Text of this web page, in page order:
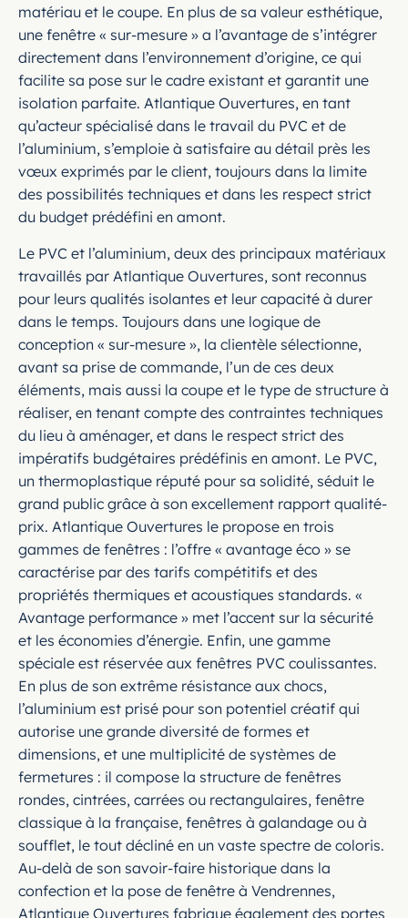
matériau et le coupe. En plus de sa valeur esthétique,
une fenêtre « sur-mesure » a l’avantage de s’intégrer
directement dans l’environnement d’origine, ce qui
facilite sa pose sur le cadre existant et garantit une
isolation parfaite. Atlantique Ouvertures, en tant
qu’acteur spécialisé dans le travail du PVC et de
l’aluminium, s’emploie à satisfaire au détail près les
vœux exprimés par le client, toujours dans la limite
des possibilités techniques et dans les respect strict
du budget prédéfini en amont.
Le PVC et l’aluminium, deux des principaux matériaux
travaillés par Atlantique Ouvertures, sont reconnus
pour leurs qualités isolantes et leur capacité à durer
dans le temps. Toujours dans une logique de
conception « sur-mesure », la clientèle sélectionne,
avant sa prise de commande, l’un de ces deux
éléments, mais aussi la coupe et le type de structure à
réaliser, en tenant compte des contraintes techniques
du lieu à aménager, et dans le respect strict des
impératifs budgétaires prédéfinis en amont. Le PVC,
un thermoplastique réputé pour sa solidité, séduit le
grand public grâce à son excellement rapport qualité-
prix. Atlantique Ouvertures le propose en trois
gammes de fenêtres : l’offre « avantage éco » se
caractérise par des tarifs compétitifs et des
propriétés thermiques et acoustiques standards. «
Avantage performance » met l’accent sur la sécurité
et les économies d’énergie. Enfin, une gamme
spéciale est réservée aux fenêtres PVC coulissantes.
En plus de son extrême résistance aux chocs,
l’aluminium est prisé pour son potentiel créatif qui
autorise une grande diversité de formes et
dimensions, et une multiplicité de systèmes de
fermetures : il compose la structure de fenêtres
rondes, cintrées, carrées ou rectangulaires, fenêtre
classique à la française, fenêtres à galandage ou à
soufflet, le tout décliné en un vaste spectre de coloris.
Au-delà de son savoir-faire historique dans la
confection et la pose de fenêtre à Vendrennes,
Atlantique Ouvertures fabrique également des portes